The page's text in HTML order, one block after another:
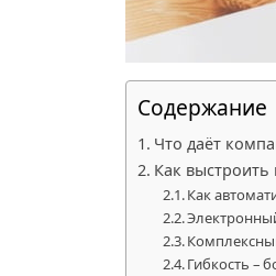
Содержание
Что даёт
Как выстроить
Как
Гибкость –